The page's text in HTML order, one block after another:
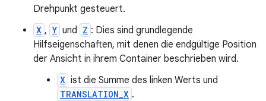
Drehpunkt gesteuert.
X , Y und Z : Dies sind grundlegende
Hilfseigenschaften, mit denen die endgültige Position
der Ansicht in ihrem Container beschrieben wird.
X ist die Summe des linken Werts und
TRANSLATION_X .